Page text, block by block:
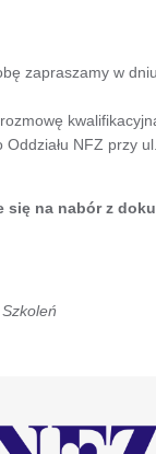
zapraszamy w dniu
NFZ przy
się na nabór z